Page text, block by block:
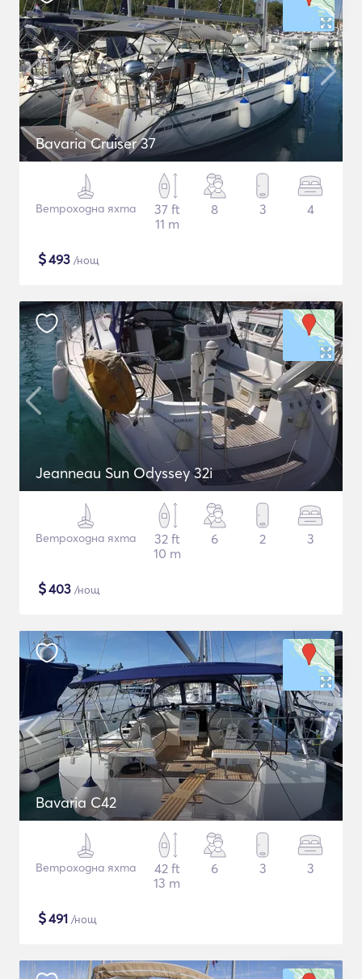
Bavaria Cruiser 37
Ветроходна яхта
37 ft
11 m
8 3 4
$493 /нощ
Jeanneau Sun Odyssey 32i
Ветроходна яхта
32 ft
10 m
6 2 3
$403 /нощ
Bavaria C42
Ветроходна яхта
42 ft
13 m
6 3 3
$491 /нощ